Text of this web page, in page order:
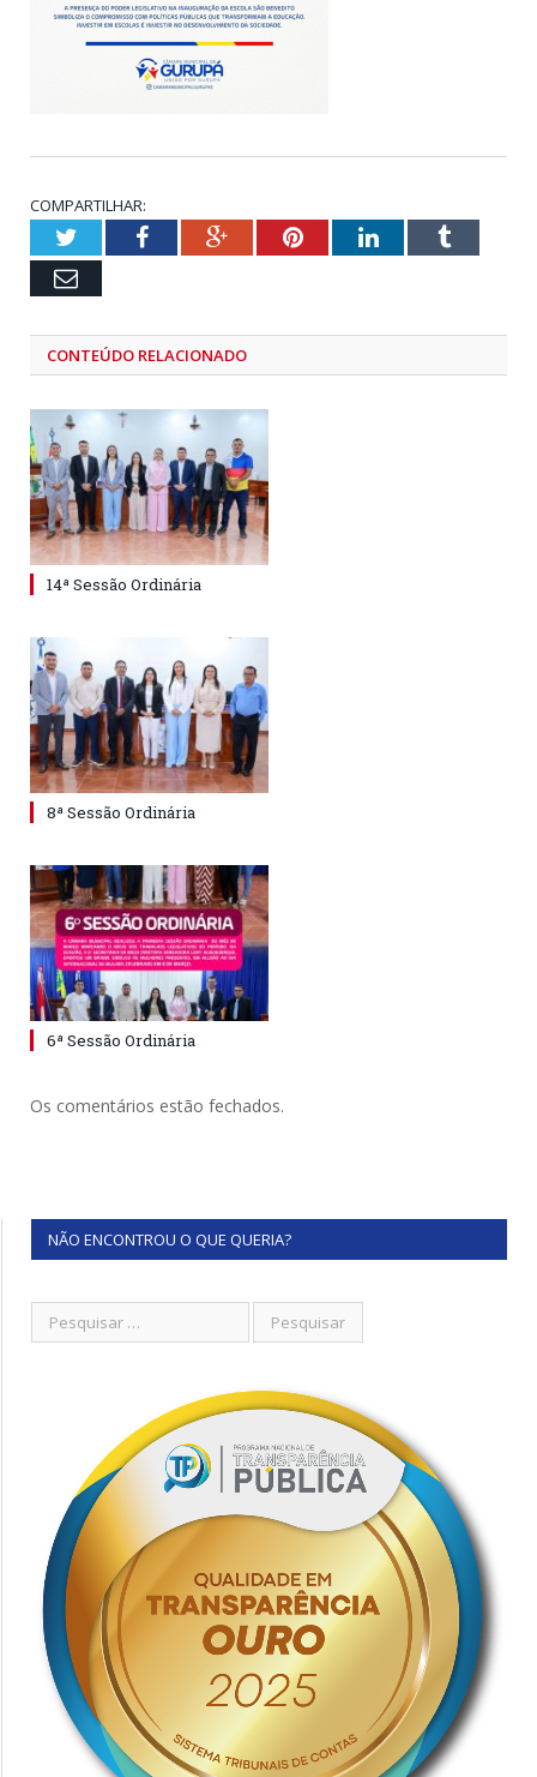
COMPARTILHAR:
TwitterFacebookGoogle+PinterestLinkedInTumblr
Email
CONTEÚDO RELACIONADO
14ª Sessão Ordinária
8ª Sessão Ordinária
6ª Sessão Ordinária
Os comentários estão fechados.
NÃO ENCONTROU O QUE QUERIA?